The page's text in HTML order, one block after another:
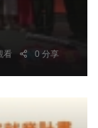
看 0 分享